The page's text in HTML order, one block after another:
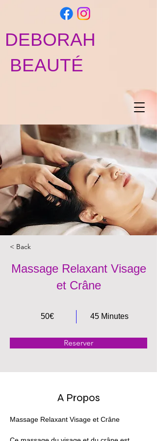
DEBORAH
BEAUTÉ
< Back
Massage Relaxant Visage
et Crâne
50€ 45 Minutes
Reserver
A Propos
Massage Relaxant Visage et Crâne